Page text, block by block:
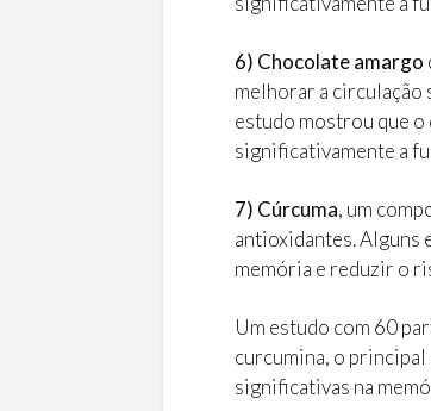
6) Chocolate amargo
melhorar a circulação
estudo mostrou que o
significativamente a
7) Cúrcuma, um
antioxidantes. Alguns
memória e reduzir o
Um estudo com 60
curcumina, o
significativas na